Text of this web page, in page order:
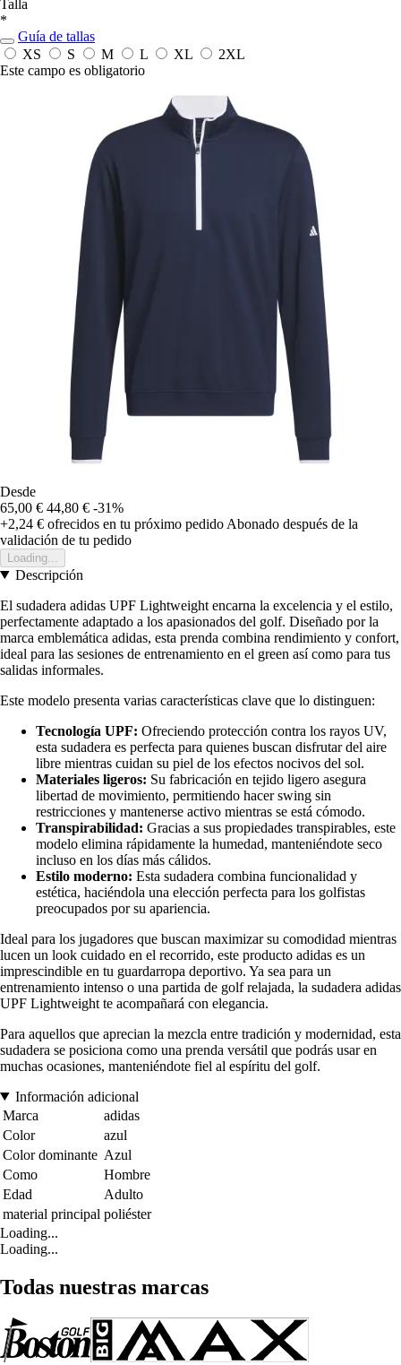
Talla
*
Guía de tallas
XS
S M L XL
2XL
Este campo es obligatorio
Desde
65,00 € 44,80 € -31%
+2,24 € ofrecidos en tu próximo pedido Abonado después de la
validación de tu pedido
Loading...
Descripción
El sudadera adidas UPF Lightweight encarna la excelencia y el estilo,
perfectamente adaptado a los apasionados del golf. Diseñado por la
marca emblemática adidas, esta prenda combina rendimiento y confort,
ideal para las sesiones de entrenamiento en el green así como para tus
salidas informales.
Este modelo presenta varias características clave que lo distinguen:
Tecnología UPF: Ofreciendo protección contra los rayos UV,
esta sudadera es perfecta para quienes buscan disfrutar del aire
libre mientras cuidan su piel de los efectos nocivos del sol.
Materiales ligeros: Su fabricación en tejido ligero asegura
libertad de movimiento, permitiendo hacer swing sin
restricciones y mantenerse activo mientras se está cómodo.
Transpirabilidad: Gracias a sus propiedades transpirables, este
modelo elimina rápidamente la humedad, manteniéndote seco
incluso en los días más cálidos.
Estilo moderno: Esta sudadera combina funcionalidad y
estética, haciéndola una elección perfecta para los golfistas
preocupados por su apariencia.
Ideal para los jugadores que buscan maximizar su comodidad mientras
lucen un look cuidado en el recorrido, este producto adidas es un
imprescindible en tu guardarropa deportivo. Ya sea para un
entrenamiento intenso o una partida de golf relajada, la sudadera adidas
UPF Lightweight te acompañará con elegancia.
Para aquellos que aprecian la mezcla entre tradición y modernidad, esta
sudadera se posiciona como una prenda versátil que podrás usar en
muchas ocasiones, manteniéndote fiel al espíritu del golf.
Información adicional
Marca
adidas
Color
azul
Color dominante Azul
Como
Hombre
Edad
Adulto
material principal poliéster
Loading...
Loading...
Todas nuestras marcas